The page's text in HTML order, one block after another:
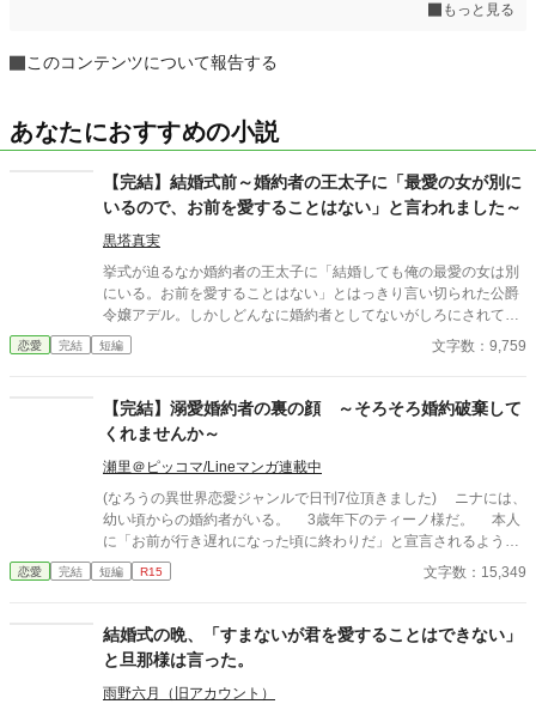
もっと見る
このコンテンツについて報告する
あなたにおすすめの小説
【完結】結婚式前～婚約者の王太子に「最愛の女が別に
いるので、お前を愛することはない」と言われました～
黒塔真実
挙式が迫るなか婚約者の王太子に「結婚しても俺の最愛の女は別
にいる。お前を愛することはない」とはっきり言い切られた公爵
令嬢アデル。しかしどんなに婚約者としてないがしろにされても
女性としての誇りを傷つけられても彼女は平気だった。なぜなら
大切な「心の拠り所」があるから……。しかし、王立学園の卒業
を受けるのだった―― ※神視点。■なろうにも別タイトルで重
複投稿←【ジャンル日間4位】。
恋愛 完結 短編 文字数：9,759
【完結】溺愛婚約者の裏の顔 ～そろそろ婚約破棄して
くれませんか～
瀬里＠ピッコマ/Lineマンガ連載中
(なろうの異世界恋愛ジャンルで日刊7位頂きました) ニナには、
幼い頃からの婚約者がいる。 3歳年下のティーノ様だ。 本人
に「お前が行き遅れになった頃に終わりだ」と宣言されるよう
な、典型的な「婚約破棄前提の格差婚約」だ。 行き遅れになる
前に何とか婚約破棄できないかと頑張ってはみるが、うまくいか
なら、現在１６歳のティーノ様は、匂いたつような色香と初々し
さとを併せ持つ、美青年へと成長してしまったのだ。おまけに人
前では、誰もがうらやむような溺愛ぶりだ。それが偽物だったと
しても、こんな風に夢を見させてもらえる体験なんて、そうそう
恋愛 完結 短編 R15 文字数：15,349
結婚式の晩、「すまないが君を愛することはできない」
と旦那様は言った。
雨野六月（旧アカウント）